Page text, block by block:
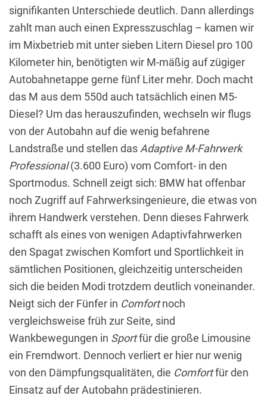
signifikanten Unterschiede deutlich. Dann allerdings
zahlt man auch einen Expresszuschlag – kamen wir
im Mixbetrieb mit unter sieben Litern Diesel pro 100
Kilometer hin, benötigten wir M-mäßig auf zügiger
Autobahnetappe gerne fünf Liter mehr. Doch macht
das M aus dem 550d auch tatsächlich einen M5-
Diesel? Um das herauszufinden, wechseln wir flugs
von der Autobahn auf die wenig befahrene
Landstraße und stellen das Adaptive M-Fahrwerk
Professional(3.600 Euro) vom Comfort- in den
Sportmodus. Schnell zeigt sich: BMW hat offenbar
noch Zugriff auf Fahrwerksingenieure, die etwas von
ihrem Handwerk verstehen. Denn dieses Fahrwerk
schafft als eines von wenigen Adaptivfahrwerken
den Spagat zwischen Komfort und Sportlichkeit in
sämtlichen Positionen, gleichzeitig unterscheiden
sich die beiden Modi trotzdem deutlich voneinander.
Neigt sich der Fünfer in Comfortnoch
vergleichsweise früh zur Seite, sind
Wankbewegungen in Sportfür die große Limousine
ein Fremdwort. Dennoch verliert er hier nur wenig
von den Dämpfungsqualitäten, die Comfortfür den
Einsatz auf der Autobahn prädestinieren.